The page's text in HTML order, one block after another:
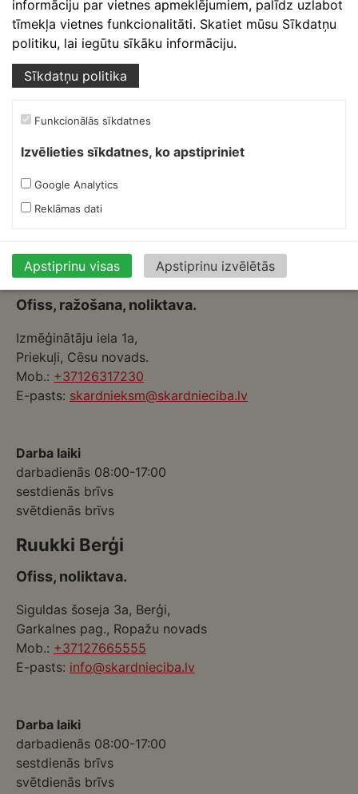
ID
1652
Ruukki Ūdens apjoma
barjera, stūrim,
RR32/tumši brūns
GreenCoat
RWS
0,6 mm
→
Skārdnieks M
Ofiss, ražošana, noliktava.
Izmēģinātāju iela 1a,
Priekuļi, Cēsu novads.
Mob.: +37126317230
E-pasts: skardnieksm@skardnieciba.lv
Darba laiki
darbadienās 08:00-17:00
sestdienās brīvs
svētdienās brīvs
Ruukki Berģi
Ofiss, noliktava.
Siguldas šoseja 3a, Berģi,
Garkalnes pag., Ropažu novads
Mob.: +37127665555
E-pasts: info@skardnieciba.lv
Darba laiki
darbadienās 08:00-17:00
sestdienās brīvs
svētdienās brīvs
informāciju par vietnes apmeklējumiem, palīdz uzlabot
tīmekļa vietnes funkcionalitāti. Skatiet mūsu Sīkdatņu
politiku, lai iegūtu sīkāku informāciju.
Sīkdatņu politika
Funkcionālās sīkdatnes
Izvēlieties sīkdatnes, ko apstipriniet
Google Analytics
Reklāmas dati
Apstiprinu visas Apstiprinu izvēlētās